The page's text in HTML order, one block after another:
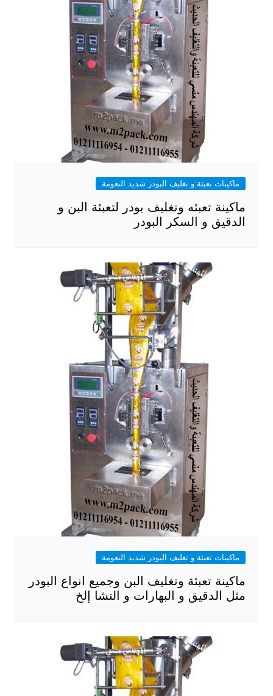
ماكينات تعبئة و تغليف البودر شديد النعومة
ماكينة تعبئه وتغليف بودر لتعبئة البن و
الدقيق و السكر البودر
ماكينات تعبئة و تغليف البودر شديد النعومة
ماكينة تعبئة وتغليف البن وجميع انواع البودر
مثل الدقيق و البهارات و النشا إلخ